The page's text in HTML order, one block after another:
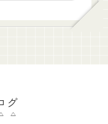
グ